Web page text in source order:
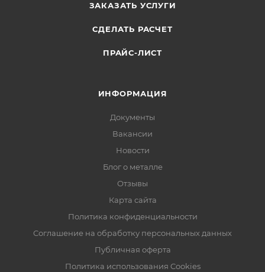
ЗАКАЗАТЬ УСЛУГИ
СДЕЛАТЬ РАСЧЕТ
ПРАЙС-ЛИСТ
ИНФОРМАЦИЯ
Документы
Вакансии
Новости
Блог о металле
Отзывы
Карта сайта
Политика конфиденциальности
Соглашение на обработку персональных данных
Публичная оферта
Политика использования Cookies